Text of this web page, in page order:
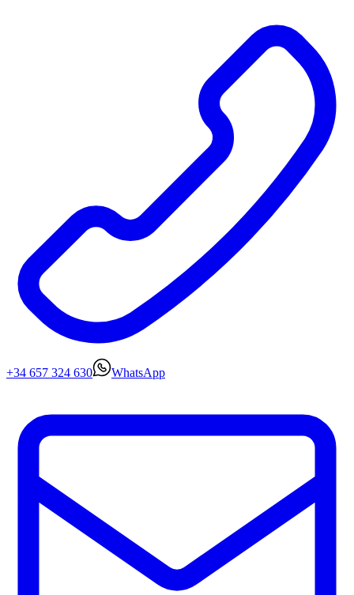
+34 657 324 630 WhatsApp